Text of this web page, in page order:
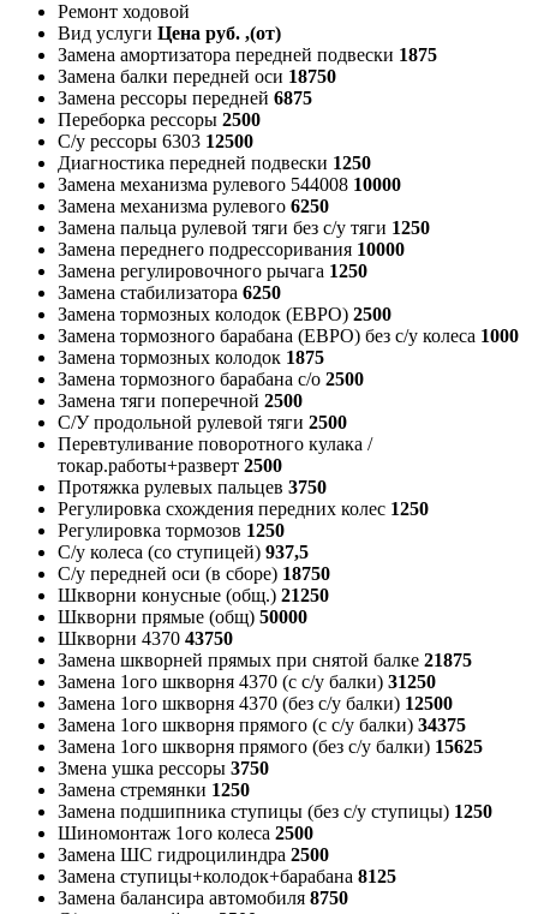
Ремонт ходовой
Вид услуги Цена руб. ,(от)
Замена амортизатора передней подвески 1875
Замена балки передней оси 18750
Замена рессоры передней 6875
Переборка рессоры 2500
С/у рессоры 6303 12500
Диагностика передней подвески 1250
Замена механизма рулевого 544008 10000
Замена механизма рулевого 6250
Замена пальца рулевой тяги без с/у тяги 1250
Замена переднего подрессоривания 10000
Замена регулировочного рычага 1250
Замена стабилизатора 6250
Замена тормозных колодок (ЕВРО) 2500
Замена тормозного барабана (ЕВРО) без с/у колеса 1000
Замена тормозных колодок 1875
Замена тормозного барабана с/о 2500
Замена тяги поперечной 2500
С/У продольной рулевой тяги 2500
Перевтуливание поворотного кулака /
токар.работы+разверт 2500
Протяжка рулевых пальцев 3750
Регулировка схождения передних колес 1250
Регулировка тормозов 1250
С/у колеса (со ступицей) 937,5
С/у передней оси (в сборе) 18750
Шкворни конусные (общ.) 21250
Шкворни прямые (общ) 50000
Шкворни 4370 43750
Замена шкворней прямых при снятой балке 21875
Замена 1ого шкворня 4370 (с с/у балки) 31250
Замена 1ого шкворня 4370 (без с/у балки) 12500
Замена 1ого шкворня прямого (с с/у балки) 34375
Замена 1ого шкворня прямого (без с/у балки) 15625
Змена ушка рессоры 3750
Замена стремянки 1250
Замена подшипника ступицы (без с/у ступицы) 1250
Шиномонтаж 1ого колеса 2500
Замена ШС гидроцилиндра 2500
Замена ступицы+колодок+барабана 8125
Замена балансира автомобиля 8750